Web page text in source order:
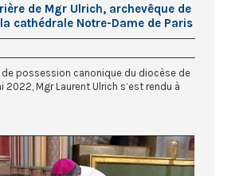
de Mgr Ulrich, archevêque de
cathédrale Notre-Dame de Paris
de possession canonique du diocèse de
2022, Mgr Laurent Ulrich s’est rendu à